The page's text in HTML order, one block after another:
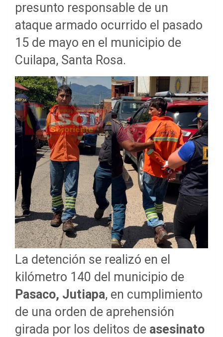
presunto responsable de un
ataque armado ocurrido el pasado
15 de mayo en el municipio de
Cuilapa, Santa Rosa.
La detención se realizó en el
kilómetro 140 del municipio de
Pasaco, Jutiapa, en cumplimiento
de una orden de aprehensión
girada por los delitos de asesinato